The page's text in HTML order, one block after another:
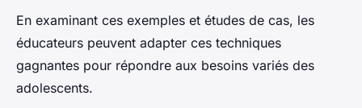
En examinant ces exemples et études de cas, les
éducateurs peuvent adapter ces techniques
gagnantes pour répondre aux besoins variés des
adolescents.